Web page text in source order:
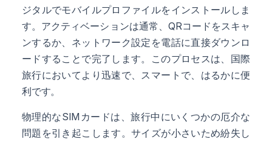
ジタルでモバイルプロファイルをインストールしま
す。アクティベーションは通常、QRコードをスキャ
ンするか、ネットワーク設定を電話に直接ダウンロ
ードすることで完了します。このプロセスは、国際
旅行においてより迅速で、スマートで、はるかに便
利です。
物理的なSIMカードは、旅行中にいくつかの厄介な
問題を引き起こします。サイズが小さいため紛失し